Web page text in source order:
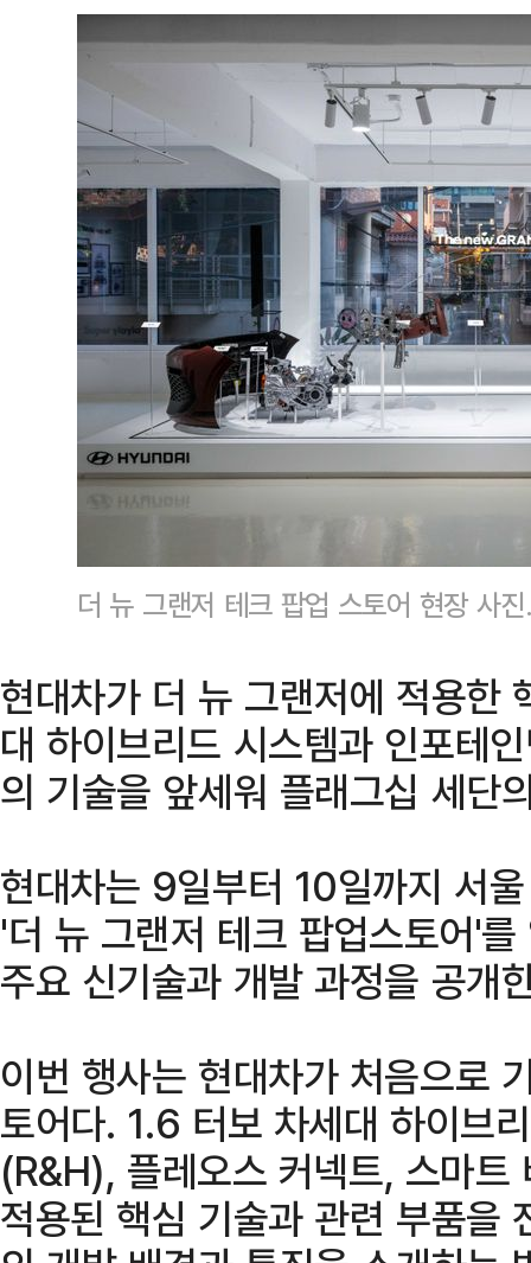
더 뉴 그랜저 테크 팝업 스토어 현장 사
현대차가 더 뉴 그랜저에 적용한
대 하이브리드 시스템과 인포테
의 기술을 앞세워 플래그십 세단
현대차는 9일부터 10일까지 서
'더 뉴 그랜저 테크 팝업스토어'
주요 신기술과 개발 과정을 공개
이번 행사는 현대차가 처음으로
토어다. 1.6 터보 차세대 하이브
(R&H), 플레오스 커넥트, 스마
적용된 핵심 기술과 관련 부품을